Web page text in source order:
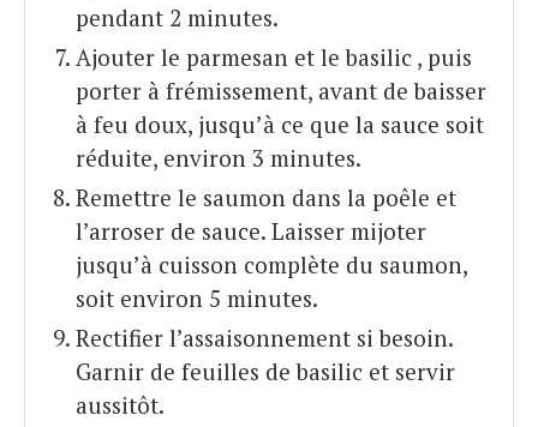
pendant 2 minutes.
Ajouter le parmesan et le basilic , puis
porter à frémissement, avant de baisser
à feu doux, jusqu’à ce que la sauce soit
réduite, environ 3 minutes.
Remettre le saumon dans la poêle et
l’arroser de sauce. Laisser mijoter
jusqu’à cuisson complète du saumon,
soit environ 5 minutes.
Rectifier l’assaisonnement si besoin.
Garnir de feuilles de basilic et servir
aussitôt.